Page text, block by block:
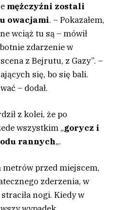
mężczyźni zostali
owacjami. – Pokazałem,
wciąż tu są – mówił
zdarzenie w
z Bejrutu, z Gazy”. –
się, bo się bali.
– dodał.
z kolei, że po
wszystkim „gorycz i
rannych„.
metrów przed miejscem,
zderzenia, w
nogi. Kiedy w